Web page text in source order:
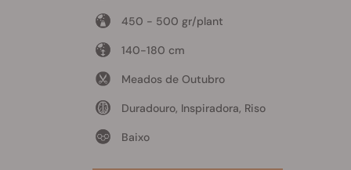
450 - 500 gr/plant
140-180 cm
Meados de Outubro
Duradouro, Inspiradora, Riso
Baixo